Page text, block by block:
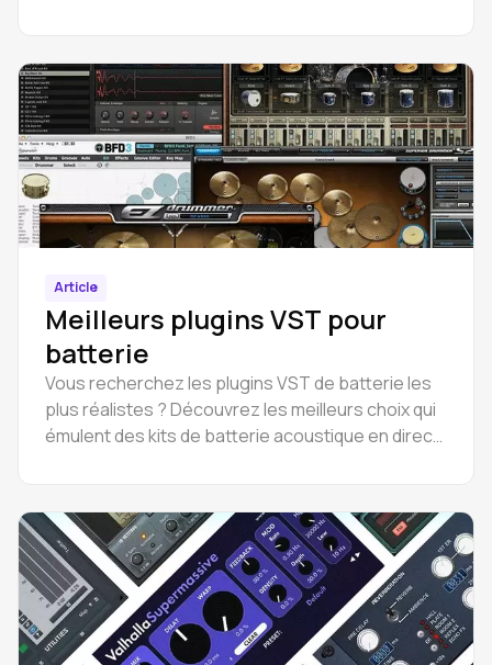
Article
Meilleurs plugins VST pour
batterie
Vous recherchez les plugins VST de batterie les
plus réalistes ? Découvrez les meilleurs choix qui
émulent des kits de batterie acoustique en direct